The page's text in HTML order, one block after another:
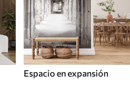
Espacio en expansión